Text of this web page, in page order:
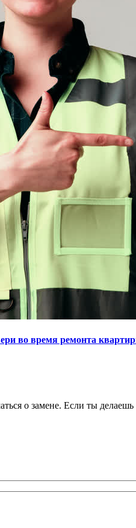
во время ремонта
о замене. Если ты